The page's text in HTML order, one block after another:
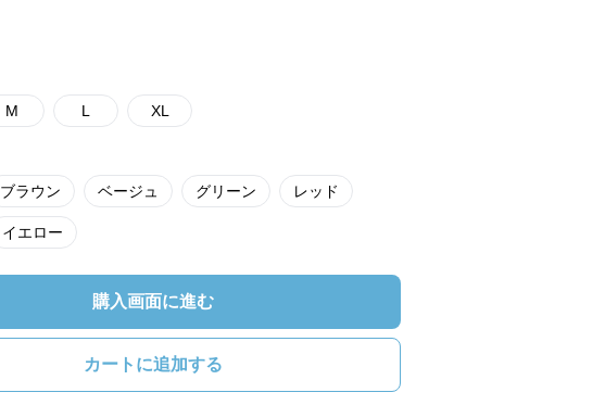
M L XL
ブラウン ベージュ グリーン レッド
イエロー
購入画面に進む
カートに追加する